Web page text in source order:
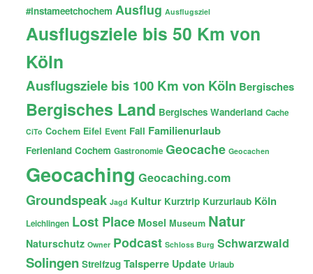
#instameetchochem Ausflug Ausflugsziel
Ausflugsziele bis 50 Km von
Köln
Ausflugsziele bis 100 Km von Köln Bergisches
Bergisches Land Bergisches Wanderland Cache
CiTo Cochem Eifel Event Fail Familienurlaub
Ferienland Cochem Gastronomie Geocache Geocachen
Geocaching Geocaching.com
Groundspeak Jagd Kultur Kurztrip Kurzurlaub Köln
Leichlingen Lost Place Mosel Museum Natur
Naturschutz Owner Podcast Schloss Burg Schwarzwald
Solingen Streifzug Talsperre Update Urlaub